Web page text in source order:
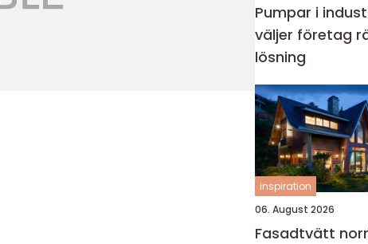
Pumpar i
väljer företag
lösning
inspiration
06. August 2026
Fasadtvätt